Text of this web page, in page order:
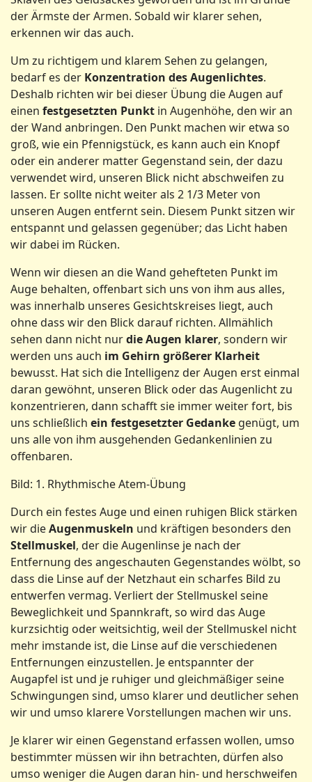
der Ärmste der Armen. Sobald wir klarer sehen,
erkennen wir das auch.
Um zu richtigem und klarem Sehen zu gelangen,
bedarf es der Konzentration des Augenlichtes.
Deshalb richten wir bei dieser Übung die Augen auf
einen festgesetzten Punkt in Augenhöhe, den wir an
der Wand anbringen. Den Punkt machen wir etwa so
groß, wie ein Pfennigstück, es kann auch ein Knopf
oder ein anderer matter Gegenstand sein, der dazu
verwendet wird, unseren Blick nicht abschweifen zu
lassen. Er sollte nicht weiter als 2 1/3 Meter von
unseren Augen entfernt sein. Diesem Punkt sitzen wir
entspannt und gelassen gegenüber; das Licht haben
wir dabei im Rücken.
Wenn wir diesen an die Wand gehefteten Punkt im
Auge behalten, offenbart sich uns von ihm aus alles,
was innerhalb unseres Gesichtskreises liegt, auch
ohne dass wir den Blick darauf richten. Allmählich
sehen dann nicht nurdie Augen klarer, sondern wir
werden uns auch im Gehirn größerer Klarheit
bewusst. Hat sich die Intelligenz der Augen erst einmal
daran gewöhnt, unseren Blick oder das Augenlicht zu
konzentrieren, dann schafft sie immer weiter fort, bis
uns schließlich ein festgesetzter Gedanke genügt, um
uns alle von ihm ausgehenden Gedankenlinien zu
offenbaren.
Bild: 1. Rhythmische Atem-Übung
Durch ein festes Auge und einen ruhigen Blick stärken
wir dieAugenmuskeln und kräftigen besonders den
Stellmuskel, der die Augenlinse je nach der
Entfernung des angeschauten Gegenstandes wölbt, so
dass die Linse auf der Netzhaut ein scharfes Bild zu
entwerfen vermag. Verliert der Stellmuskel seine
Beweglichkeit und Spannkraft, so wird das Auge
kurzsichtig oder weitsichtig, weil der Stellmuskel nicht
mehr imstande ist, die Linse auf die verschiedenen
Entfernungen einzustellen. Je entspannter der
Augapfel ist und je ruhiger und gleichmäßiger seine
Schwingungen sind, umso klarer und deutlicher sehen
wir und umso klarere Vorstellungen machen wir uns.
Je klarer wir einen Gegenstand erfassen wollen, umso
bestimmter müssen wir ihn betrachten, dürfen also
umso weniger die Augen daran hin- und herschweifen